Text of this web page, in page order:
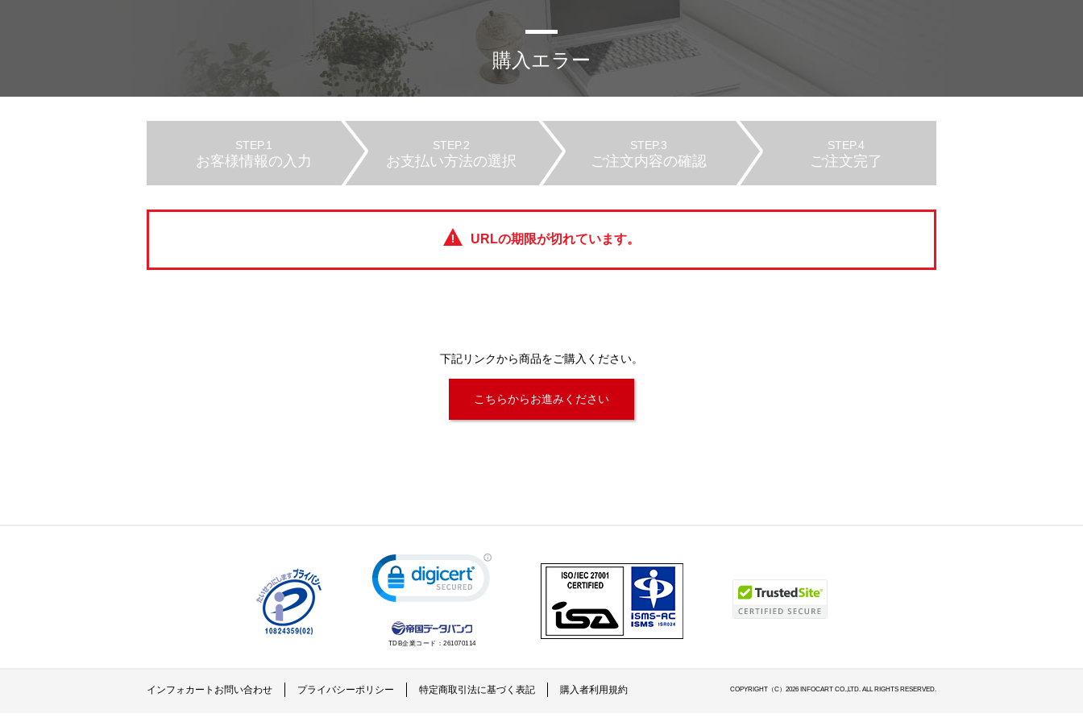
購入エラー
STEP.1
お客様情報の入力
STEP.2
お支払い方法の選択
STEP.3
ご注文内容の確認
STEP.4
ご注文完了
URLの期限が切れています。
下記リンクから商品をご購入ください。
こちらからお進みください
TDB企業コード： 261070114
インフォカートお問い合わせ プライバシーポリシー 特定商取引法に基づく表記 購入者利用規約 COPYRIGHT（C）2026 INFOCART CO.,LTD. ALL RIGHTS RESERVED.